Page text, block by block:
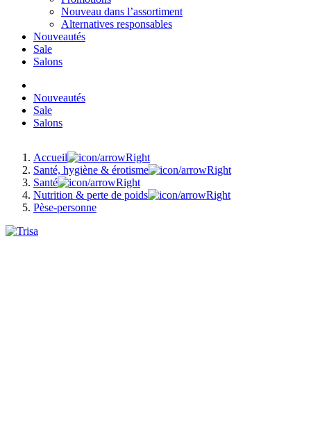
Nouveau dans l’assortiment
Alternatives responsables
Nouveautés
Sale
Salons
Nouveautés
Sale
Salons
Accueil
Santé, hygiène & érotisme
Santé
Nutrition & perte de poids
Pèse-personne